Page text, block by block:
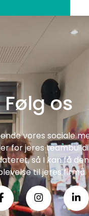
Følg os
vores sociale
for jeres
så I kan få
til jeres firma